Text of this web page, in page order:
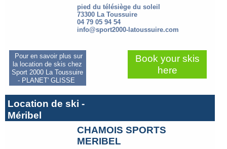
pied du télésiège du soleil
73300 La Toussuire
04 79 05 94 54
info@sport2000-latoussuire.com
Pour en savoir plus sur
la location de skis chez
Sport 2000 La Toussuire
- PLANET' GLISSE
Book your skis
here
Location de ski -
Méribel
CHAMOIS SPORTS
MERIBEL